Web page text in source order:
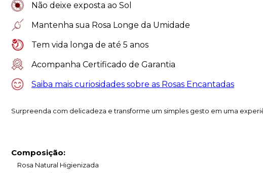
Não deixe exposta ao Sol
Mantenha sua Rosa Longe da Umidade
Tem vida longa de até 5 anos
Acompanha Certificado de Garantia
Saiba mais curiosidades sobre as Rosas Encantadas
Surpreenda com delicadeza e transforme um simples gesto em uma
Composição:
Rosa Natural Higienizada